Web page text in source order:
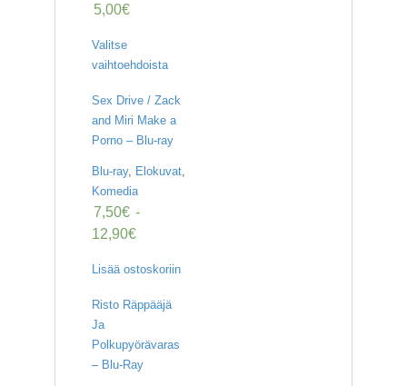
5,00€
Valitse
vaihtoehdoista
Sex Drive / Zack
and Miri Make a
Porno – Blu-ray
Blu-ray, Elokuvat,
Komedia
7,50€ -
12,90€
Lisää ostoskoriin
Risto Räppääjä
Ja
Polkupyörävaras
– Blu-Ray